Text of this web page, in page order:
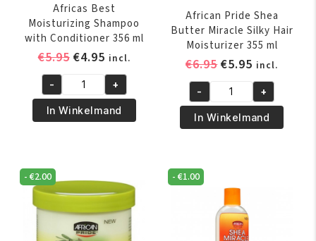
Africas Best
Moisturizing Shampoo
with Conditioner 356 ml
€5.95 Oorspronkelijke
was:
€5.95.
€4.95Huidige
prijs
is:
€4.95.
incl.
Africas
Best
Moisturizing
Conditioner
356
ml
aantal
- +
In Winkelmand
African Pride Shea
Butter Miracle Silky Hair
Moisturizer 355 ml
€6.95
was:
€6.95.
€5.95 Huidige
prijs
is:
€5.95.
incl.
African
Pride
Shea
Miracle
Silky
Moisturizer
- +
In Winkelmand
-€2.00 -€1.00